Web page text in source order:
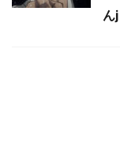
んj